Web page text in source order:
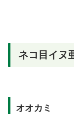
ネコ目イヌ
オオカミ